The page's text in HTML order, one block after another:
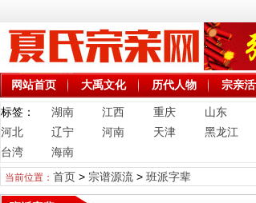
网站首页 大禹文化 历代人物 宗亲
标签： 湖南 江西 重庆 山东
河北
辽宁 河南 天津 黑龙江
台湾
海南
当前位置： 首页> 宗谱源流> 班派字辈